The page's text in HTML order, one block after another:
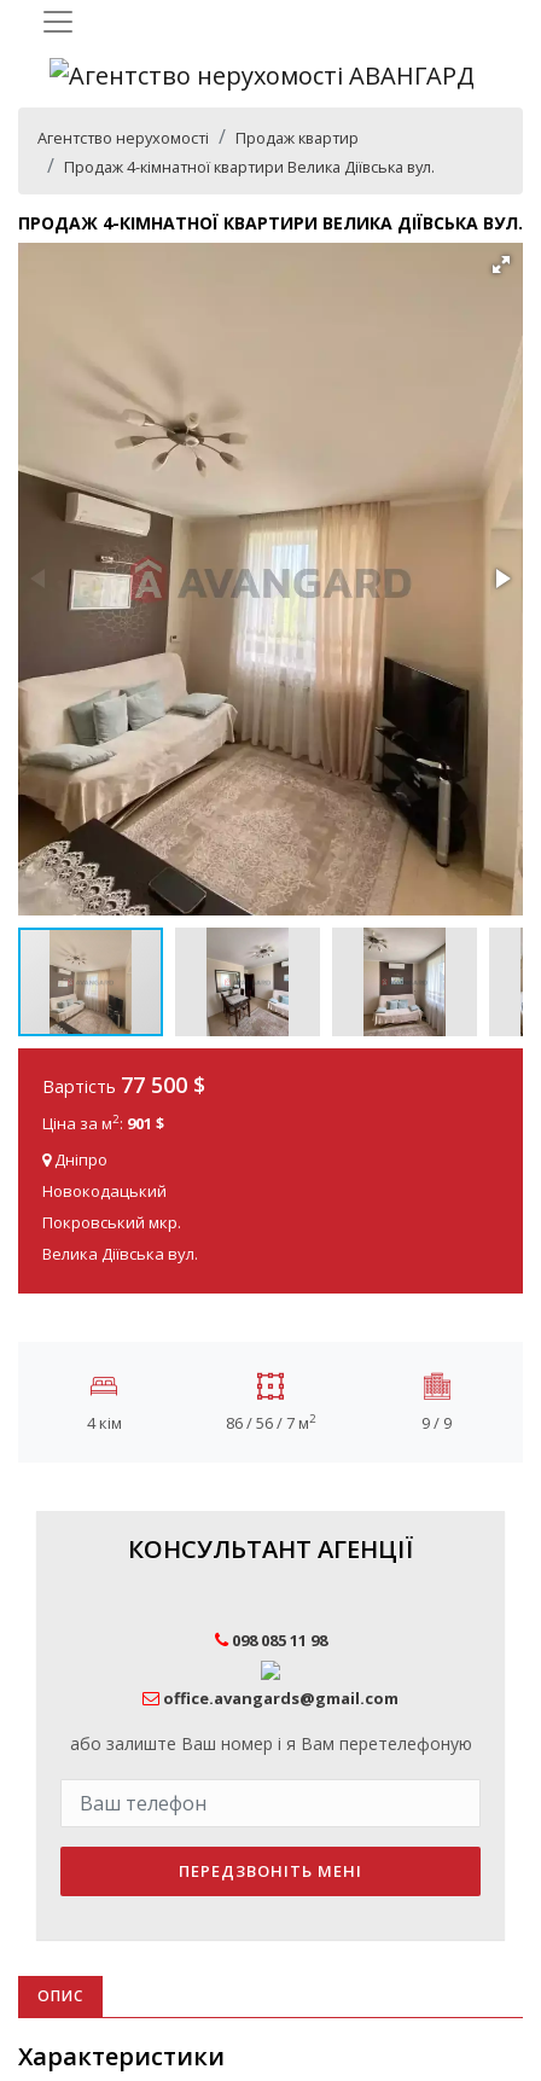
Агентство нерухомості
Продаж квартир
Продаж 4-кімнатної квартири Велика Діївська вул.
ПРОДАЖ 4-КІМНАТНОЇ КВАРТИРИ ВЕЛИКА ДІЇВСЬКА ВУЛ.
Вартість 77 500 $
Ціна за м2: 901 $
Дніпро
Новокодацький
Покровський мкр.
Велика Діївська вул.
4 кім 86 / 56 / 7 м2 9 / 9
КОНСУЛЬТАНТ АГЕНЦІЇ
098 085 11 98
office.avangards@gmail.com
або залиште Ваш номер і я Вам перетелефоную
ПЕРЕДЗВОНІТЬ МЕНІ
ОПИС
Характеристики